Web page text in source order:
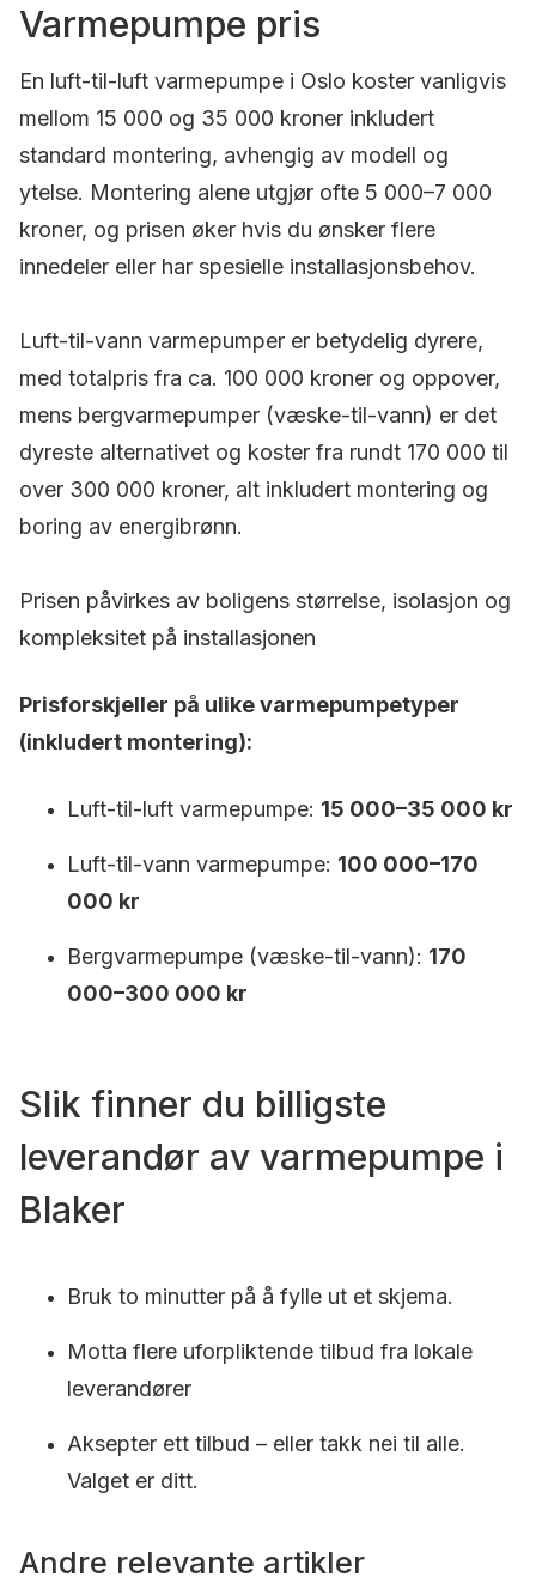
Varmepumpe pris
En luft-til-luft varmepumpe i Oslo koster vanligvis
mellom 15 000 og 35 000 kroner inkludert
standard montering, avhengig av modell og
ytelse. Montering alene utgjør ofte 5 000–7 000
kroner, og prisen øker hvis du ønsker flere
innedeler eller har spesielle installasjonsbehov.
Luft-til-vann varmepumper er betydelig dyrere,
med totalpris fra ca. 100 000 kroner og oppover,
mens bergvarmepumper (væske-til-vann) er det
dyreste alternativet og koster fra rundt 170 000 til
over 300 000 kroner, alt inkludert montering og
boring av energibrønn.
Prisen påvirkes av boligens størrelse, isolasjon og
kompleksitet på installasjonen
Prisforskjeller på ulike varmepumpetyper
(inkludert montering):
Luft-til-luft varmepumpe: 15 000–35 000 kr
Luft-til-vann varmepumpe: 100 000–170
000 kr
Bergvarmepumpe (væske-til-vann): 170
000–300 000 kr
Slik finner du billigste
leverandør av varmepumpe i
Blaker
Bruk to minutter på å fylle ut et skjema.
Motta flere uforpliktende tilbud fra lokale
leverandører
Aksepter ett tilbud – eller takk nei til alle.
Valget er ditt.
Andre relevante artikler